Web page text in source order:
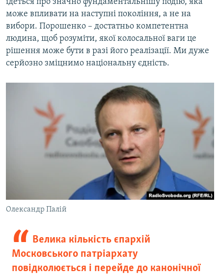
може впливати на наступні покоління, а не на
вибори. Порошенко – достатньо компетентна
людина, щоб розуміти, якої колосальної ваги це
рішення може бути в разі його реалізації. Ми дуже
серйозно зміцнимо національну єдність.
Олександр Палій
Велика кількість єпархій
Московського патріархату
повідколюється і перейде до канонічної